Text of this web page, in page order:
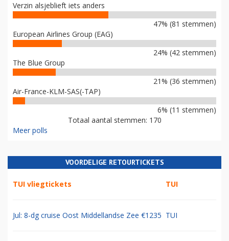
Verzin alsjeblieft iets anders
47% (81 stemmen)
European Airlines Group (EAG)
24% (42 stemmen)
The Blue Group
21% (36 stemmen)
Air-France-KLM-SAS(-TAP)
6% (11 stemmen)
Totaal aantal stemmen: 170
Meer polls
VOORDELIGE RETOURTICKETS
TUI vliegtickets TUI
Jul: 8-dg cruise Oost Middellandse Zee €1235 TUI